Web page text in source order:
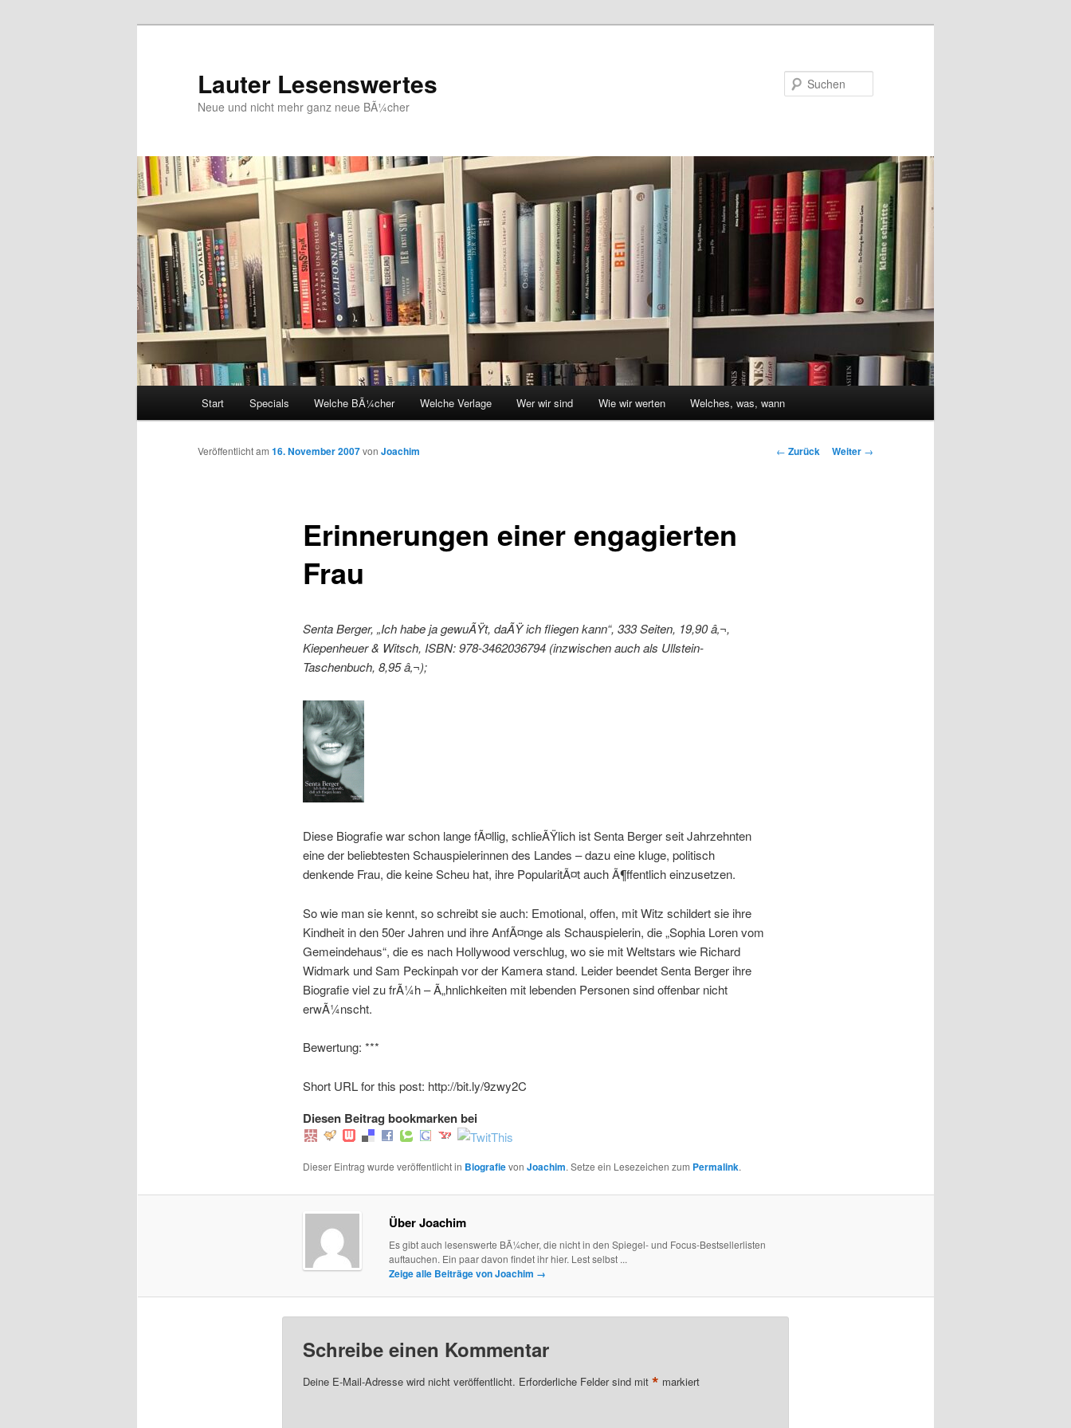
Lauter Lesenswertes
Neue und nicht mehr ganz neue BÃ¼cher
Start Specials Welche BÃ¼cher Welche Verlage Wer wir sind Wie wir werten Welches, was, wann
Beitrags-
← Zurück Weiter →
Erinnerungen einer engagierten
Frau
Veröffentlicht am 16. November 2007von Joachim
Senta Berger, „Ich habe ja gewuÃŸt, daÃŸ ich fliegen kann“, 333 Seiten, 19,90 â‚¬,
Kiepenheuer & Witsch, ISBN: 978-3462036794 (inzwischen auch als Ullstein-
Taschenbuch, 8,95 â‚¬);
Diese Biografie war schon lange fÃ¤llig, schlieÃŸlich ist Senta Berger seit Jahrzehnten
eine der beliebtesten Schauspielerinnen des Landes – dazu eine kluge, politisch
denkende Frau, die keine Scheu hat, ihre PopularitÃ¤t auch Ã¶ffentlich einzusetzen.
So wie man sie kennt, so schreibt sie auch: Emotional, offen, mit Witz schildert sie ihre
Kindheit in den 50er Jahren und ihre AnfÃ¤nge als Schauspielerin, die „Sophia Loren vom
Gemeindehaus“, die es nach Hollywood verschlug, wo sie mit Weltstars wie Richard
Widmark und Sam Peckinpah vor der Kamera stand. Leider beendet Senta Berger ihre
Biografie viel zu frÃ¼h – Ã„hnlichkeiten mit lebenden Personen sind offenbar nicht
erwÃ¼nscht.
Bewertung: ***
Short URL for this post: http://bit.ly/9zwy2C
Diesen Beitrag bookmarken bei
Dieser Eintrag wurde veröffentlicht in Biografievon Joachim. Setze ein Lesezeichen zum Permalink.
Über Joachim
Es gibt auch lesenswerte BÃ¼cher, die nicht in den Spiegel- und Focus-Bestsellerlisten
auftauchen. Ein paar davon findet ihr hier. Lest selbst ...
Zeige alle Beiträge von Joachim →
Schreibe einen Kommentar
Deine E-Mail-Adresse wird nicht veröffentlicht. Erforderliche Felder sind mit * markiert